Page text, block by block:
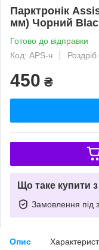
Парктронік
мм) Чорний
Готово до відправки
Код: APS-ч
Роздріб
450 ₴
Що таке купити
Замовлення під
Опис